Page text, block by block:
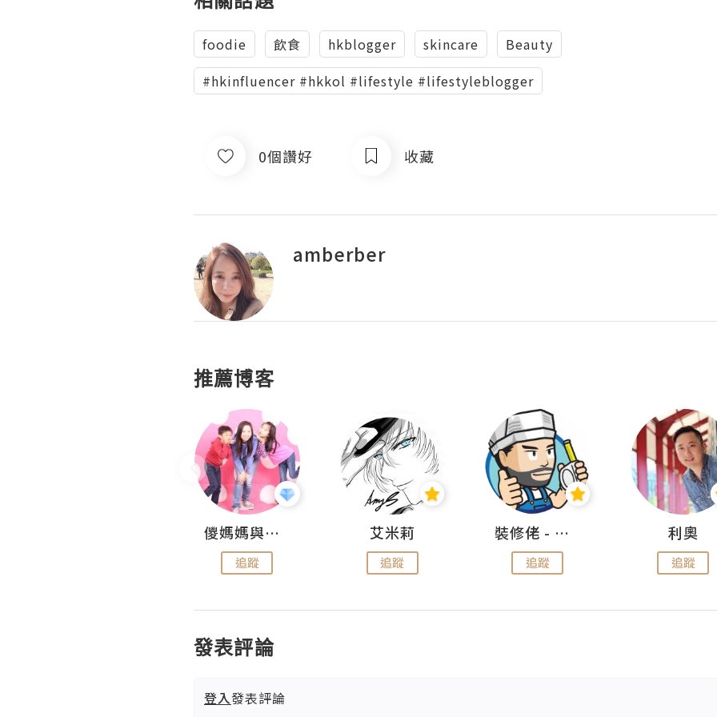
foodie 飲食 hkblogger skincare
Beauty
#hkinfluencer #hkkol #lifestyle #lifestyleblogger
0個讚好 收藏
amberber
推薦博客
儍媽媽與兩隻小魔怪之家
追蹤
艾米莉
追蹤
裝修佬 - 香港一站式網上裝修平台
追蹤
利奧
追蹤
發表評論
登入發表評論